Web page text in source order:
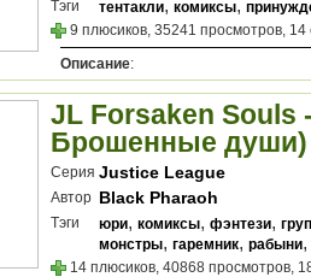
Тэги тентакли, комиксы,
9 плюсиков, 35241 просмотров, 14
Описание:
JL Forsaken Souls
Брошенные души)
Серия Justice League
Автор Black Pharaoh
Тэги юри, комиксы, фэнтези,
монстры, гаремник, рабыни,
14 плюсиков, 40868 просмотров,